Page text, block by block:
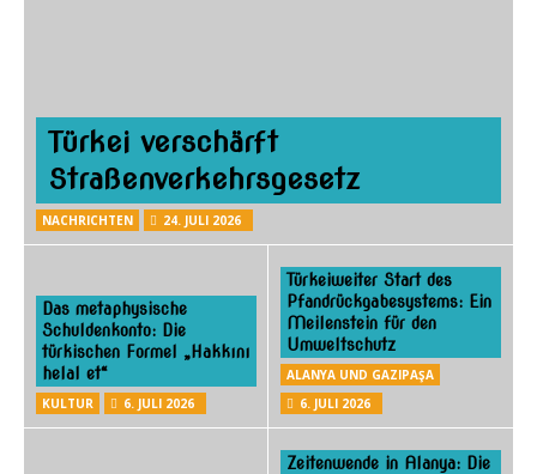
Türkei verschärft
Straßenverkehrsgesetz
NACHRICHTEN 24. JULI 2026
Das metaphysische
Schuldenkonto: Die
türkischen Formel „Hakkını
helal et“
KULTUR 6. JULI 2026
Türkeiweiter Start des
Pfandrückgabesystems: Ein
Meilenstein für den
Umweltschutz
ALANYA UND GAZIPAŞA
6. JULI 2026
Zeitenwende in Alanya: Die